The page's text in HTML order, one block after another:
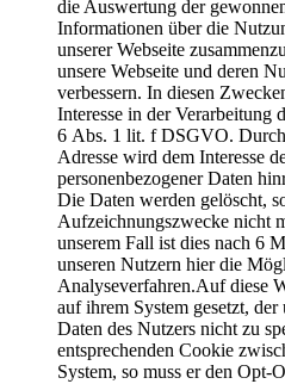
die Auswertung der
Informationen über die
unserer Webseite
unsere Webseite und deren
verbessern. In diesen
Interesse in der Verarbeitung
6 Abs. 1 lit. f DSGVO.
Adresse wird dem Interesse
personenbezogener Daten
Die Daten werden gelöscht,
Aufzeichnungszwecke nicht
unserem Fall ist dies nach 6
unseren Nutzern hier die
Analyseverfahren.Auf diese
auf ihrem System gesetzt,
Daten des Nutzers nicht zu
entsprechenden Cookie
System, so muss er den Opt-